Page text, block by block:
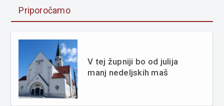
Priporočamo
V tej župniji bo od julija
manj nedeljskih maš